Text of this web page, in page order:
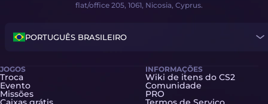
flat/office 205, 1061, Nicosia, Cyprus.
PORTUGUÊS BRASILEIRO
JOGOS
Troca
Evento
Missões
INFORMAÇÕES
Wiki de itens do CS2
Comunidade
PRO